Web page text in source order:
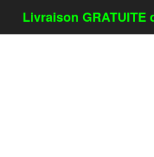
Livraison GRATUITE